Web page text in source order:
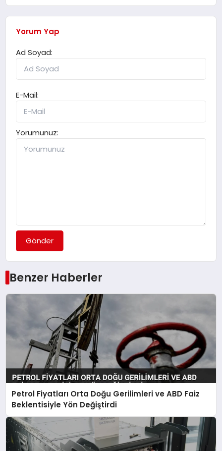
Yorum Yap
Ad Soyad:
E-Mail:
Yorumunuz:
Gönder
Benzer Haberler
Petrol Fiyatları Orta Doğu Gerilimleri ve ABD Faiz
Beklentisiyle Yön Değiştirdi